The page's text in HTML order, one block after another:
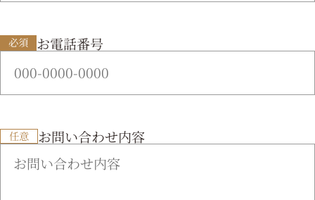
必須 お電話番号
任意 お問い合わせ内容